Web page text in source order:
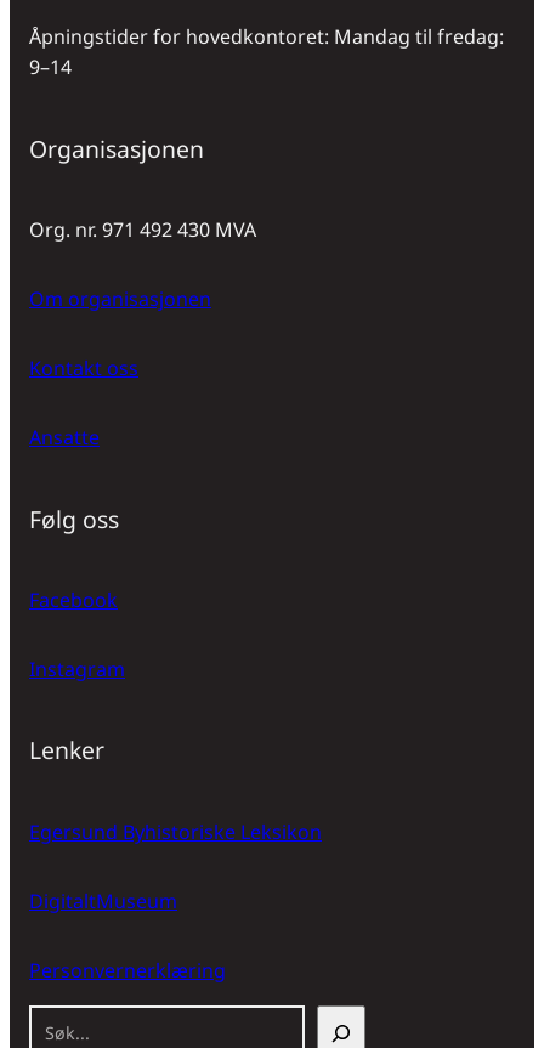
Åpningstider for hovedkontoret: Mandag til fredag:
9–14
Organisasjonen
Org. nr. 971 492 430 MVA
Om organisasjonen
Kontakt oss
Ansatte
Følg oss
Facebook
Instagram
Lenker
Egersund Byhistoriske Leksikon
DigitaltMuseum
Personvernerklæring
S